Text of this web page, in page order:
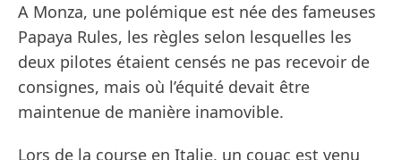
A Monza, une polémique est née des fameuses
Papaya Rules, les règles selon lesquelles les
deux pilotes étaient censés ne pas recevoir de
consignes, mais où l’équité devait être
maintenue de manière inamovible.
Lors de la course en Italie, un couac est venu